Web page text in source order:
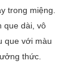
trong miệng.
que dài, vô
que với màu
thức.